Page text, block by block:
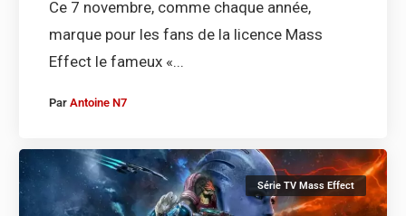
Ce 7 novembre, comme chaque année,
marque pour les fans de la licence Mass
Effect le fameux «...
Par Antoine N7
Série TV Mass Effect